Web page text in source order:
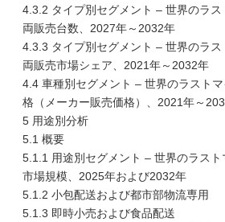
4.3.2 タイプ別セグメント – 世界のラ
両販売台数、2027年～2032年
4.3.3 タイプ別セグメント – 世界のラ
両販売市場シェア、2021年～2032年
4.4 車種別セグメント – 世界のラスト
格（メーカー販売価格）、2021年～
5 用途別分析
5.1 概要
5.1.1 用途別セグメント – 世界のラス
市場規模、2025年および2032年
5.1.2 小包配送および都市部物流専用
5.1.3 即時小売および食品配送